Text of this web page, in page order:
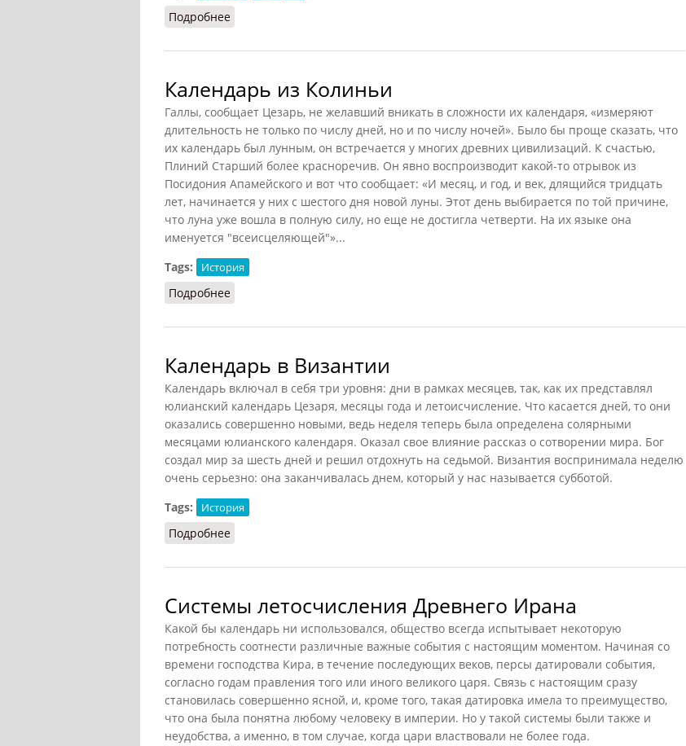
Подробнее
Календарь из Колиньи
Галлы, сообщает Цезарь, не желавший вникать в сложности их календаря, «измеряют
длительность не только по числу дней, но и по числу ночей». Было бы проще сказать, что
их календарь был лунным, он встречается у многих древних цивилизаций. К счастью,
Плиний Старший более красноречив. Он явно воспроизводит какой-то отрывок из
Посидония Апамейского и вот что сообщает: «И месяц, и год, и век, длящийся тридцать
лет, начинается у них с шестого дня новой луны. Этот день выбирается по той причине,
что луна уже вошла в полную силу, но еще не достигла четверти. На их языке она
именуется "всеисцеляющей"»...
Tags:
История
Подробнее
Календарь в Византии
Календарь включал в себя три уровня: дни в рамках месяцев, так, как их представлял
юлианский календарь Цезаря, месяцы года и летоисчисление. Что касается дней, то они
оказались совершенно новыми, ведь неделя теперь была определена солярными
месяцами юлианского календаря. Оказал свое влияние рассказ о сотворении мира. Бог
создал мир за шесть дней и решил отдохнуть на седьмой. Византия воспринимала неделю
очень серьезно: она заканчивалась днем, который у нас называется субботой.
Tags:
История
Подробнее
Системы летосчисления Древнего Ирана
Какой бы календарь ни использовался, общество всегда испытывает некоторую
потребность соотнести различные важные события с настоящим моментом. Начиная со
времени господства Кира, в течение последующих веков, персы датировали события,
согласно годам правления того или иного великого царя. Связь с настоящим сразу
становилась совершенно ясной, и, кроме того, такая датировка имела то преимущество,
что она была понятна любому человеку в империи. Но у такой системы были также и
неудобства, а именно, в том случае, когда цари властвовали не более года.